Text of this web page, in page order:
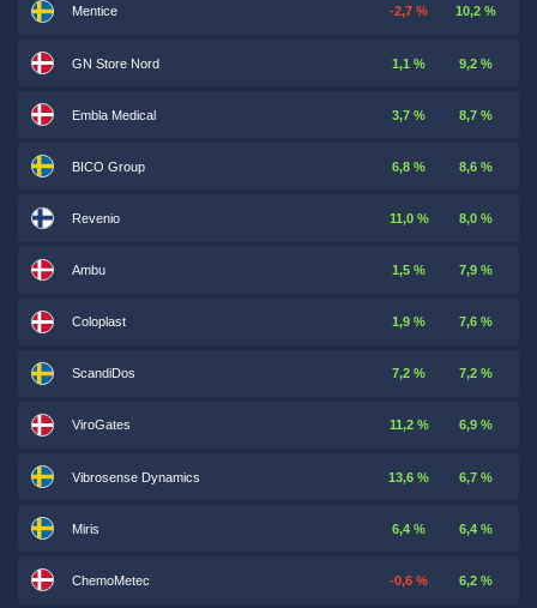
Mentice -2,7 % 10,2 %
GN Store Nord 1,1 % 9,2 %
Embla Medical 3,7 % 8,7 %
BICO Group 6,8 % 8,6 %
Revenio 11,0 % 8,0 %
Ambu 1,5 % 7,9 %
Coloplast 1,9 % 7,6 %
ScandiDos 7,2 % 7,2 %
ViroGates 11,2 % 6,9 %
Vibrosense Dynamics 13,6 % 6,7 %
Miris 6,4 % 6,4 %
ChemoMetec -0,6 % 6,2 %